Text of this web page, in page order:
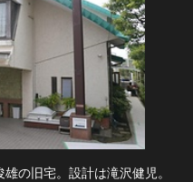
サイトのご意見はこちら
の旧宅。設計は滝沢健児。